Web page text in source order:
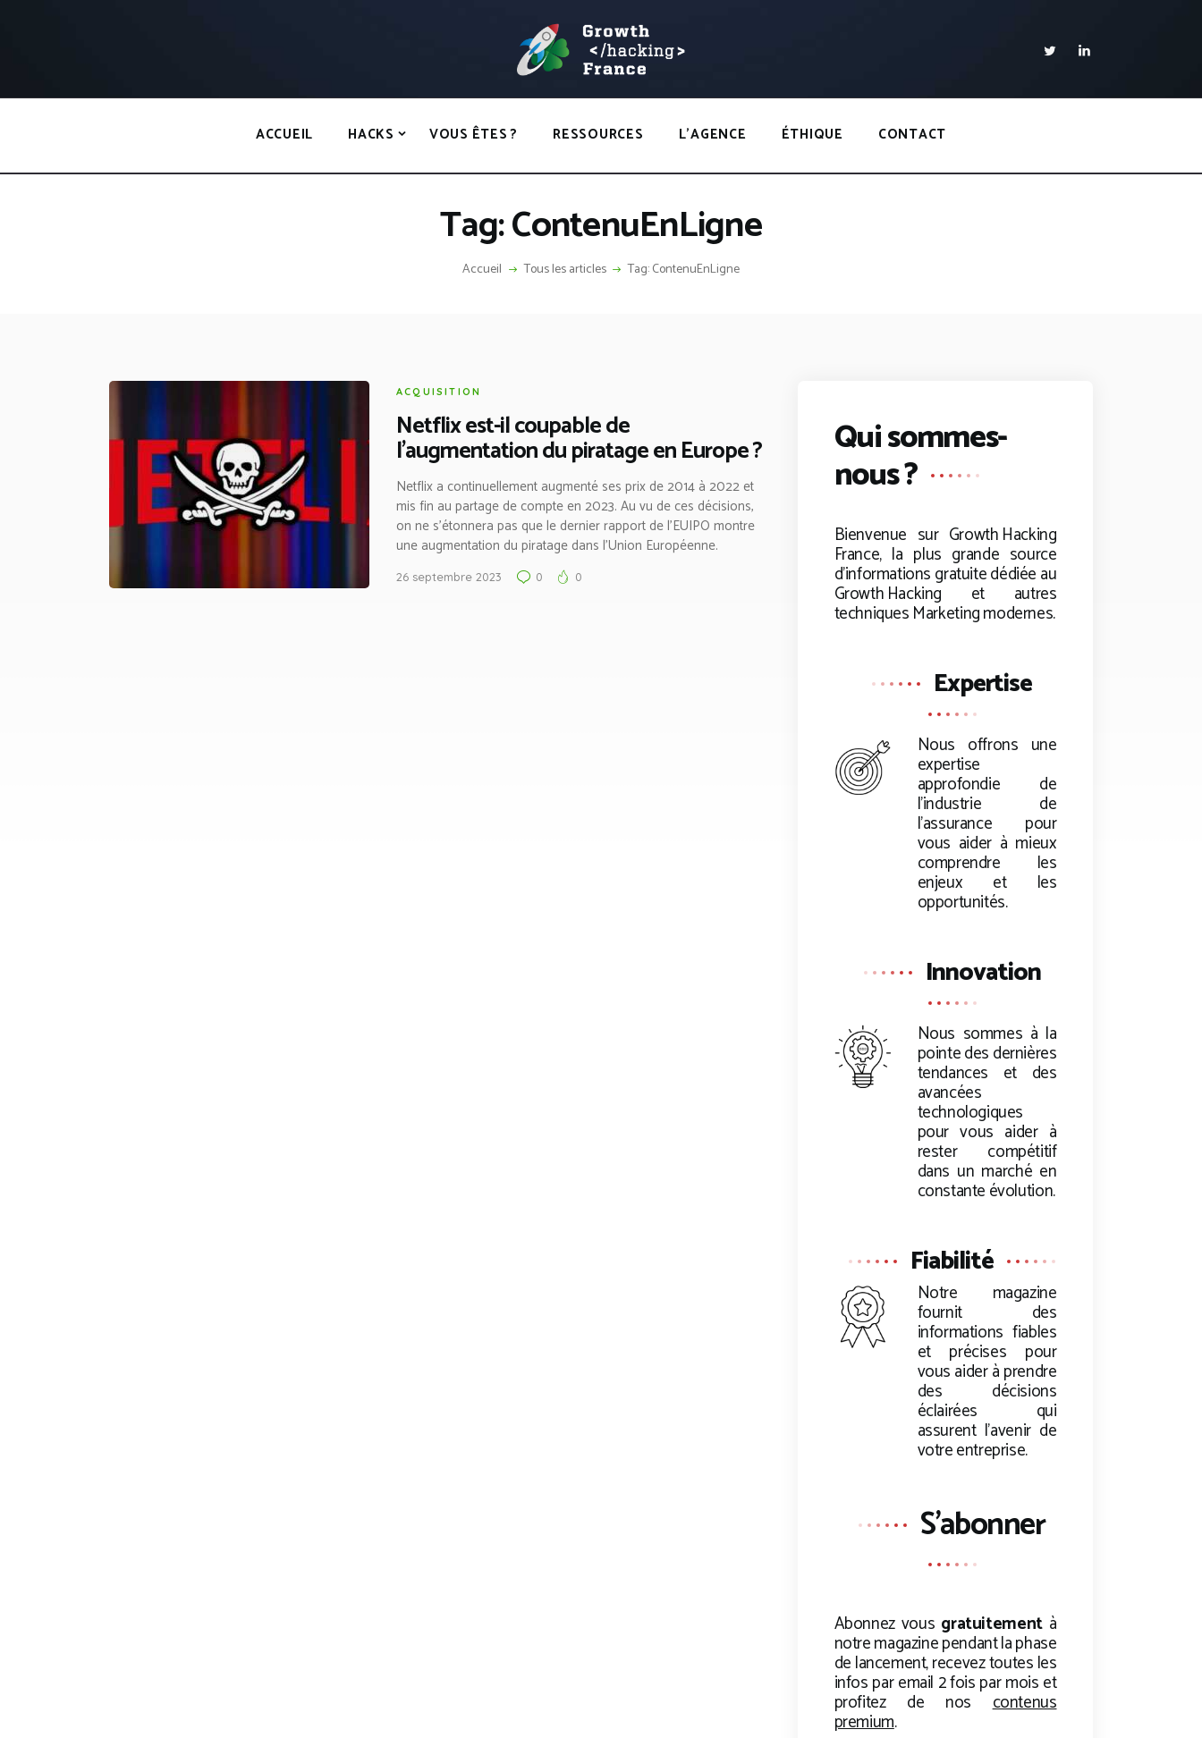
ACCUEIL HACKS VOUS ÊTES ? RESSOURCES L’AGENCE ÉTHIQUE CONTACT
Tag: ContenuEnLigne
Accueil Tous les articles Tag: ContenuEnLigne
GROWTH HACKING FRANCE
VOUS ÊTES ?
RESSOURCES
CONTACT
ACQUISITION
Netflix est-il coupable de
l’augmentation du piratage en Europe ?
Netflix a continuellement augmenté ses prix de 2014 à 2022 et
mis fin au partage de compte en 2023. Au vu de ces décisions,
on ne s’étonnera pas que le dernier rapport de l’EUIPO montre
une augmentation du piratage dans l’Union Européenne.
26 septembre 2023 0 0
Qui sommes-
nous ?
Bienvenue sur Growth Hacking
France, la plus grande source
d’informations gratuite dédiée au
Growth Hacking et autres
techniques Marketing modernes.
Expertise
Nous offrons une
expertise
approfondie de
l’industrie de
l’assurance pour
vous aider à mieux
comprendre les
enjeux et les
opportunités.
Innovation
Nous sommes à la
pointe des dernières
tendances et des
avancées
technologiques
pour vous aider à
rester compétitif
dans un marché en
constante évolution.
Fiabilité
Notre magazine
fournit des
informations fiables
et précises pour
vous aider à prendre
des décisions
éclairées qui
assurent l’avenir de
votre entreprise.
S'abonner
Abonnez vous gratuitementà
notre magazine pendant la phase
de lancement, recevez toutes les
infos par email 2 fois par mois et
profitez de noscontenus
premium.